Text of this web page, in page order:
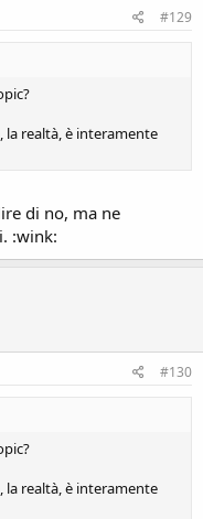
#129
la realtà, è interamente
di no, ma ne
:wink:
#130
la realtà, è interamente